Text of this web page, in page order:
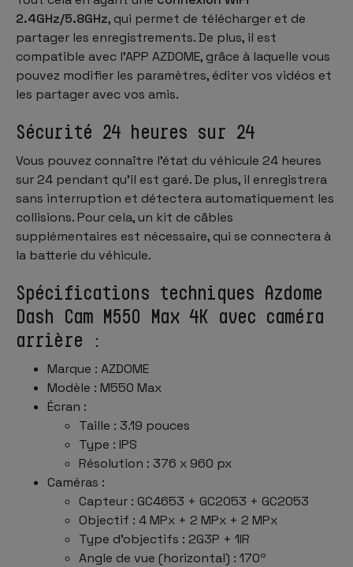
2.4GHz/5.8GHz, qui permet de télécharger et de
partager les enregistrements. De plus, il est
compatible avec l'APP AZDOME, grâce à laquelle vous
pouvez modifier les paramètres, éditer vos vidéos et
les partager avec vos amis.
Sécurité 24 heures sur 24
Vous pouvez connaître l'état du véhicule 24 heures
sur 24 pendant qu'il est garé. De plus, il enregistrera
sans interruption et détectera automatiquement les
collisions. Pour cela, un kit de câbles
supplémentaires est nécessaire, qui se connectera à
la batterie du véhicule.
Spécifications techniques Azdome
Dash Cam M550 Max 4K avec caméra
arrière :
Marque : AZDOME
Modèle : M550 Max
Écran :
Taille : 3.19 pouces
Type : IPS
Résolution : 376 x 960 px
Caméras :
Capteur : GC4653 + GC2053 + GC2053
Objectif : 4 MPx + 2 MPx + 2 MPx
Type d'objectifs : 2G3P + 1IR
Angle de vue (horizontal) : 170º